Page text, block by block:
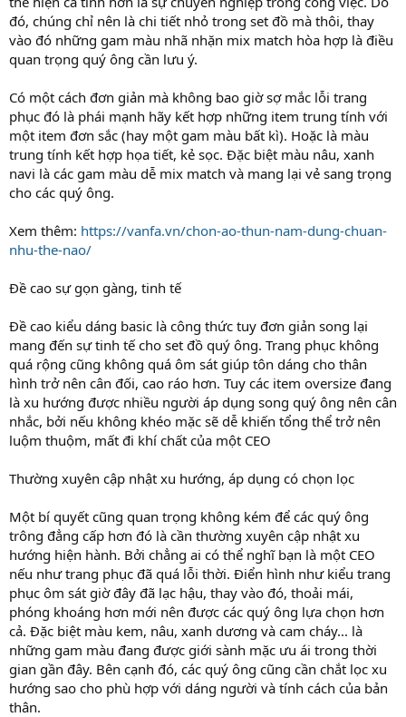
đó, chúng chỉ nên là chi tiết nhỏ trong set đồ mà thôi, thay
vào đó những gam màu nhã nhặn mix match hòa hợp là điều
quan trọng quý ông cần lưu ý.
Có một cách đơn giản mà không bao giờ sợ mắc lỗi trang
phục đó là phái mạnh hãy kết hợp những item trung tính với
một item đơn sắc (hay một gam màu bất kì). Hoặc là màu
trung tính kết hợp họa tiết, kẻ sọc. Đặc biệt màu nâu, xanh
navi là các gam màu dễ mix match và mang lại vẻ sang trọng
cho các quý ông.
Xem thêm: https://vanfa.vn/chon-ao-thun-nam-dung-chuan-
nhu-the-nao/
Đề cao sự gọn gàng, tinh tế
Đề cao kiểu dáng basic là công thức tuy đơn giản song lại
mang đến sự tinh tế cho set đồ quý ông. Trang phục không
quá rộng cũng không quá ôm sát giúp tôn dáng cho thân
hình trở nên cân đối, cao ráo hơn. Tuy các item oversize đang
là xu hướng được nhiều người áp dụng song quý ông nên cân
nhắc, bởi nếu không khéo mặc sẽ dễ khiến tổng thể trở nên
luộm thuộm, mất đi khí chất của một CEO
Thường xuyên cập nhật xu hướng, áp dụng có chọn lọc
Một bí quyết cũng quan trọng không kém để các quý ông
trông đẳng cấp hơn đó là cần thường xuyên cập nhật xu
hướng hiện hành. Bởi chẳng ai có thể nghĩ bạn là một CEO
nếu như trang phục đã quá lỗi thời. Điển hình như kiểu trang
phục ôm sát giờ đây đã lạc hậu, thay vào đó, thoải mái,
phóng khoáng hơn mới nên được các quý ông lựa chọn hơn
cả. Đặc biệt màu kem, nâu, xanh dương và cam cháy... là
những gam màu đang được giới sành mặc ưu ái trong thời
gian gần đây. Bên cạnh đó, các quý ông cũng cần chắt lọc xu
hướng sao cho phù hợp với dáng người và tính cách của bản
thân.